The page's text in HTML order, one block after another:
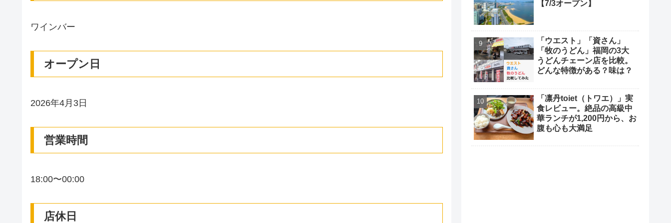
ワインバー
オープン日
2026年4月3日
営業時間
18:00〜00:00
店休日
【7/3オープン】
「ウエスト」「資さん」
「牧のうどん」福岡の3大
うどんチェーン店を比較。
どんな特徴がある？味は？
「凛丹toiet（トワエ）」実
食レビュー。絶品の高級中
華ランチが1,200円から、お
腹も心も大満足